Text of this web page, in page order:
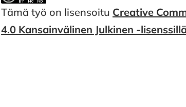
Tämä työ on lisensoitu Creative
4.0 Kansainvälinen Julkinen -